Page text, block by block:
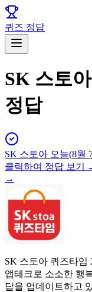
퀴즈 정답
SK 스토
정답
SK 스토아 오늘(8월
클릭하여 정답 보기
→
SK 스토아 퀴즈타임
앱테크로 소소한 행
답을 업데이트하고